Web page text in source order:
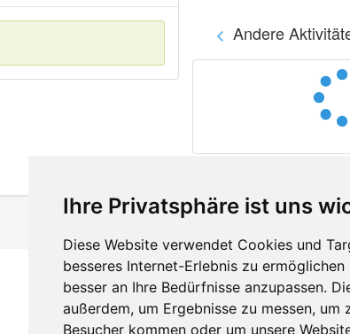
Ihre Privatsphäre ist uns
Diese Website verwendet Cookies und
besseres Internet-Erlebnis zu
besser an Ihre Bedürfnisse anzupassen.
außerdem, um Ergebnisse zu messen, um
Besucher kommen oder um unsere
Andere
Kontakt
Feedback
Fehler melden
Twitter